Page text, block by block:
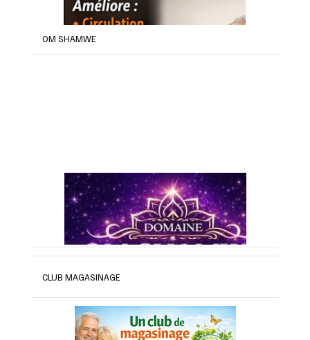
OM SHAMWE
CLUB MAGASINAGE